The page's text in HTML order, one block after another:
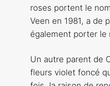
roses portent le
Veen en 1981, a de
également porter le
Un autre parent de
fleurs violet foncé